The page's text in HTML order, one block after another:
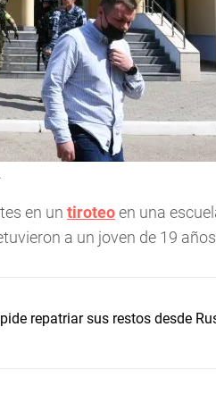
en un tiroteoen una
a un joven de 19
repatriar sus restos desde